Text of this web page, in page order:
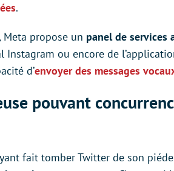
.
, Meta propose un panel de services
Instagram ou encore de
d’envoyer des messages
pouvant
fait tomber Twitter de son